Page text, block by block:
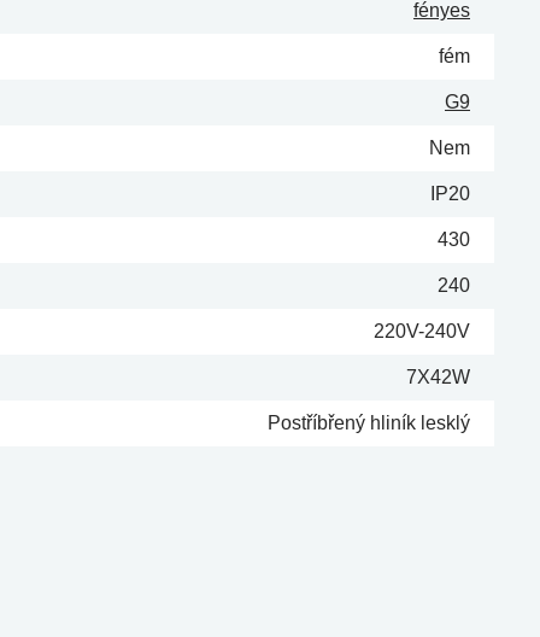
fényes
fém
G9
Nem
IP20
430
240
220V-240V
7X42W
Postříbřený hliník lesklý